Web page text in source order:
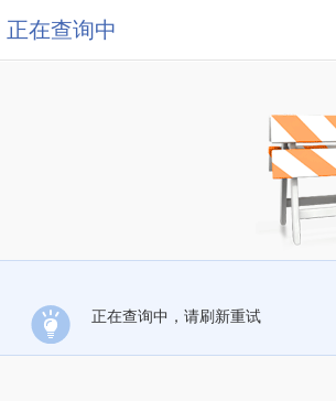
正在查询中
正在查询中，请刷新重试